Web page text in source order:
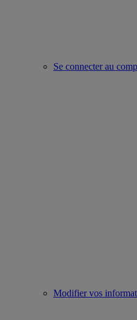
Se connecter au
Modifier vos